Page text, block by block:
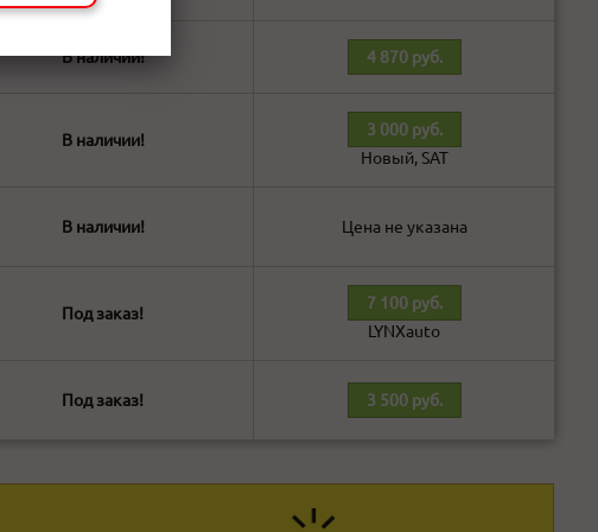
В наличии! 4 870 руб.
В наличии!
3 000 руб.
Новый, SAT
В наличии! Цена не указана
Под заказ!
7 100 руб.
LYNXauto
Под заказ! 3 500 руб.